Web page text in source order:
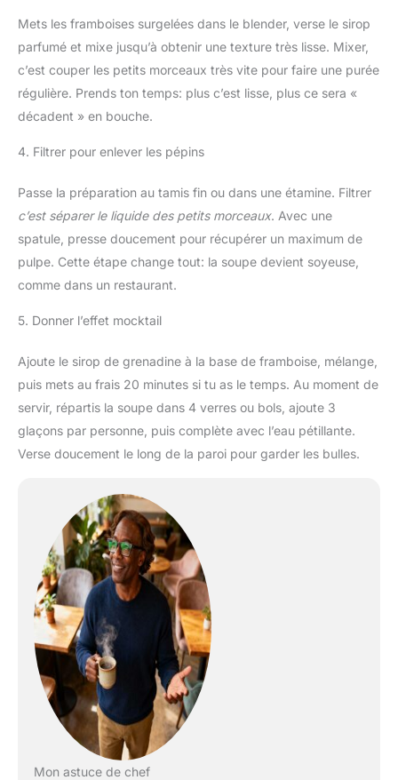
Mets les framboises surgelées dans le blender, verse le sirop
parfumé et mixe jusqu’à obtenir une texture très lisse. Mixer,
c’est couper les petits morceaux très vite pour faire une purée
régulière. Prends ton temps: plus c’est lisse, plus ce sera «
décadent » en bouche.
4. Filtrer pour enlever les pépins
Passe la préparation au tamis fin ou dans une étamine. Filtrer
c’est séparer le liquide des petits morceaux. Avec une
spatule, presse doucement pour récupérer un maximum de
pulpe. Cette étape change tout: la soupe devient soyeuse,
comme dans un restaurant.
5. Donner l’effet mocktail
Ajoute le sirop de grenadine à la base de framboise, mélange,
puis mets au frais 20 minutes si tu as le temps. Au moment de
servir, répartis la soupe dans 4 verres ou bols, ajoute 3
glaçons par personne, puis complète avec l’eau pétillante.
Verse doucement le long de la paroi pour garder les bulles.
Mon astuce de chef